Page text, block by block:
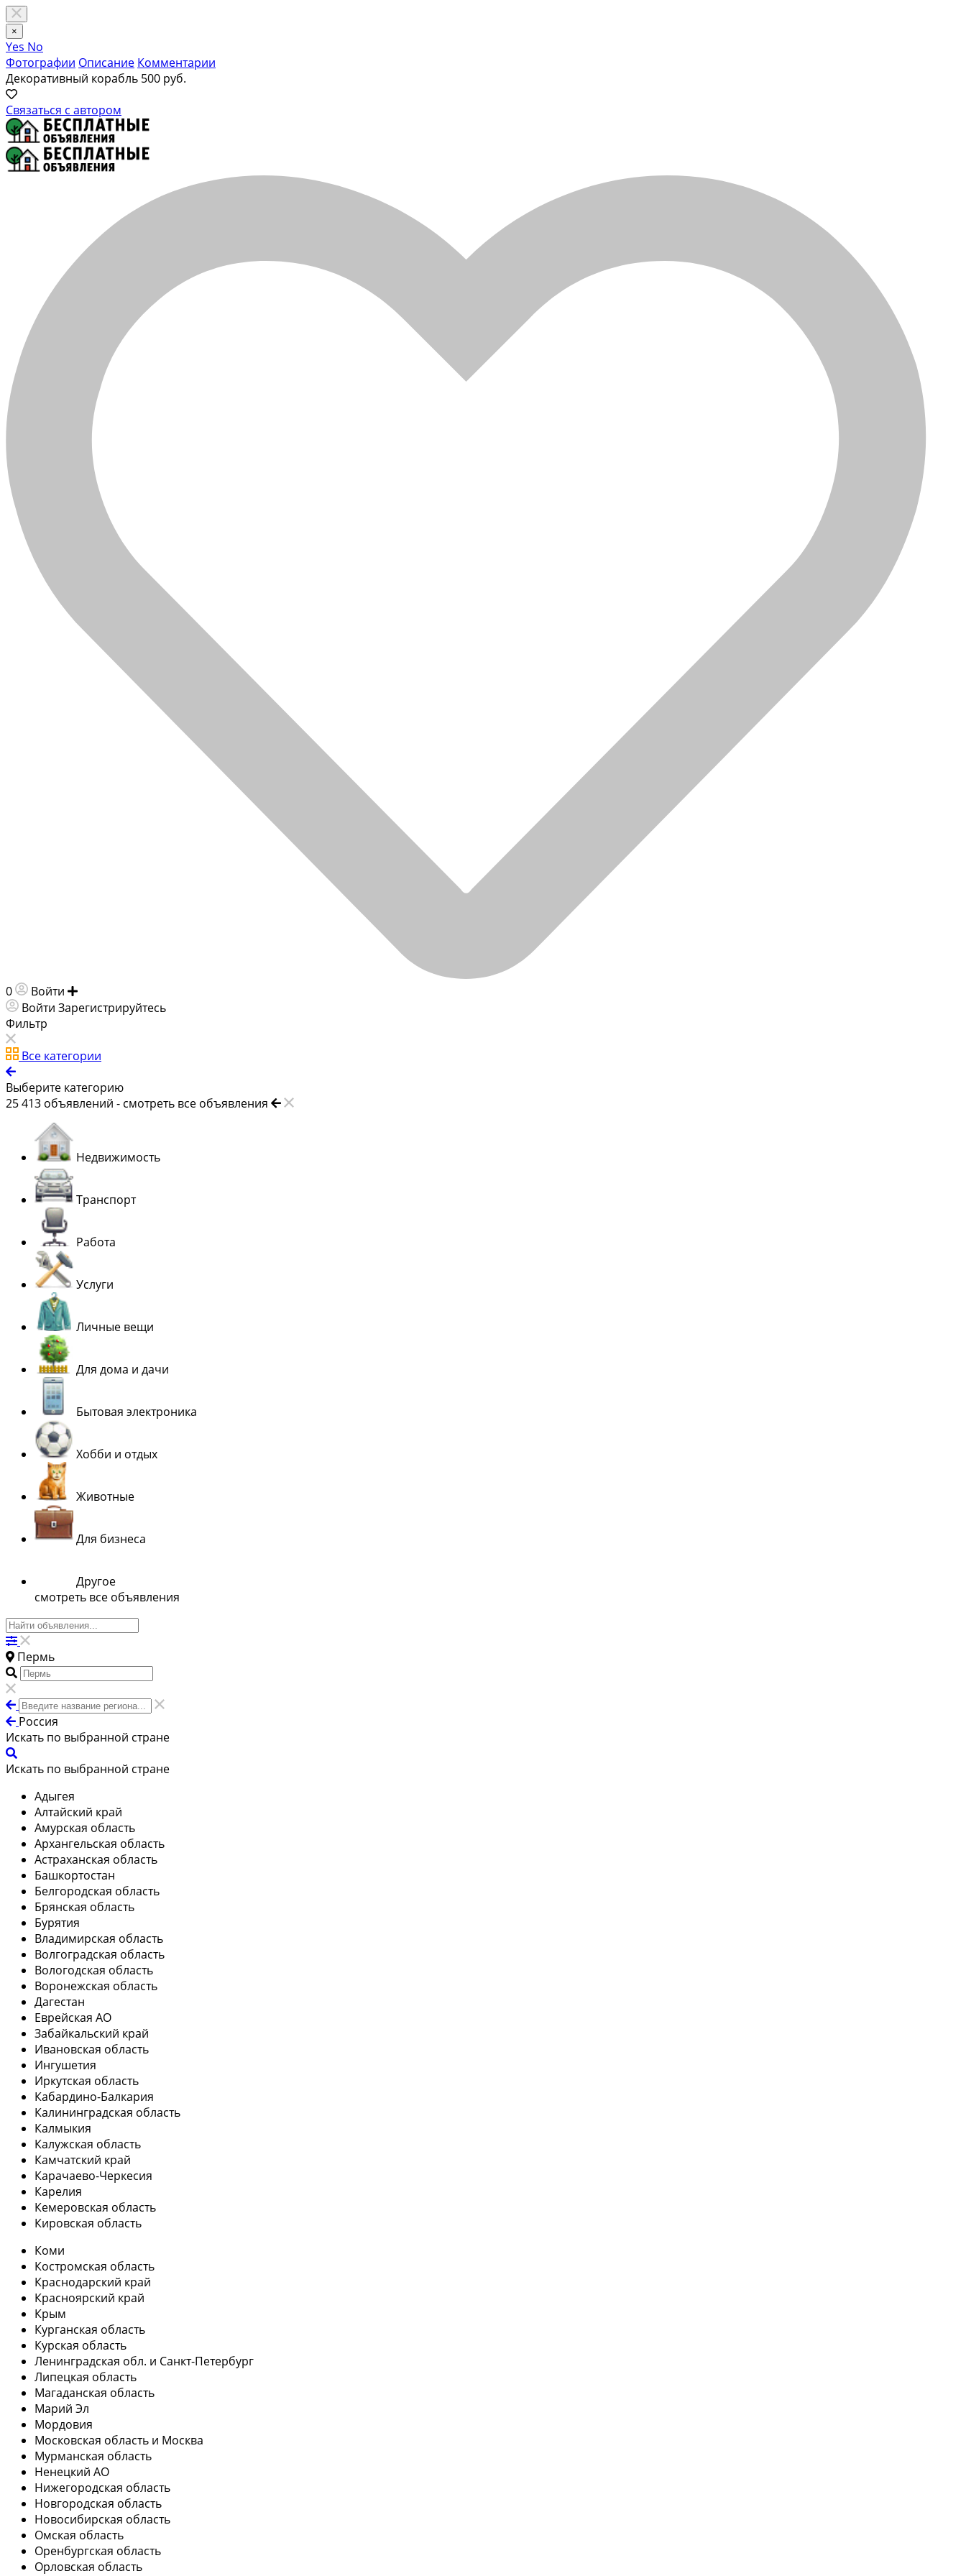
×
Yes No
Фотографии Описание Комментарии
Декоративный корабль 500 руб.
Связаться с автором
0 Войти
Войти Зарегистрируйтесь
Фильтр
Все категории
Выберите категорию
25 413 объявлений - смотреть все объявления
Недвижимость
Транспорт
Работа
Услуги
Личные вещи
Для дома и дачи
Бытовая электроника
Хобби и отдых
Животные
Для бизнеса
Другое
смотреть все объявления
Пермь
Россия
Искать по выбранной стране
Искать по выбранной стране
Адыгея
Алтайский край
Амурская область
Архангельская область
Астраханская область
Башкортостан
Белгородская область
Брянская область
Бурятия
Владимирская область
Волгоградская область
Вологодская область
Воронежская область
Дагестан
Еврейская АО
Забайкальский край
Ивановская область
Ингушетия
Иркутская область
Кабардино-Балкария
Калининградская область
Калмыкия
Калужская область
Камчатский край
Карачаево-Черкесия
Карелия
Кемеровская область
Кировская область
Коми
Костромская область
Краснодарский край
Красноярский край
Крым
Курганская область
Курская область
Ленинградская обл. и Санкт-Петербург
Липецкая область
Магаданская область
Марий Эл
Мордовия
Московская область и Москва
Мурманская область
Ненецкий АО
Нижегородская область
Новгородская область
Новосибирская область
Омская область
Оренбургская область
Орловская область